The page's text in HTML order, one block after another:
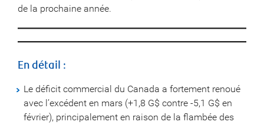
de la prochaine année.
En détail :
Le déficit commercial du Canada a fortement renoué
avec l’excédent en mars (+1,8 G$ contre -5,1 G$ en
février), principalement en raison de la flambée des